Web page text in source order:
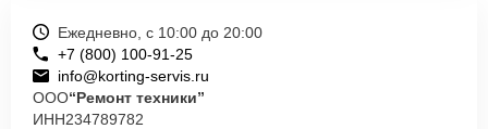
Ежедневно, с 10:00 до 20:00
+7 (800) 100-91-25
info@korting-servis.ru
ООО“Ремонт техники”
ИНН234789782